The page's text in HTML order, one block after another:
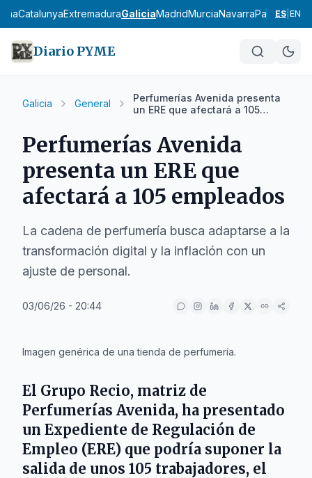
CatalunyaExtremaduraGaliciaMadridMurciaNavarraPaís Vasco
ES EN
Diario PYME
Galicia General
Perfumerías Avenida presenta
un ERE que afectará a 105
Perfumerías Avenida
presenta un ERE que
afectará a 105 empleados
La cadena de perfumería busca adaptarse a la
transformación digital y la inflación con un
ajuste de personal.
03/06/26 - 20:44
Imagen genérica de una tienda de perfumería.
El Grupo Recio, matriz de
Perfumerías Avenida, ha presentado
un Expediente de Regulación de
Empleo (ERE) que podría suponer la
salida de unos 105 trabajadores, el